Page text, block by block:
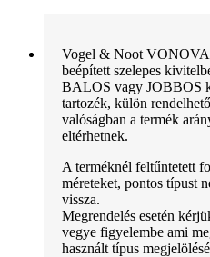
Vogel & Noot VONOVA
beépített szelepes
BALOS vagy JOBBOS
tartozék, külön
valóságban a termék
eltérhetnek.
A terméknél feltűntetett
méreteket, pontos típust
vissza.
Megrendelés esetén
vegye figyelembe ami
használt típus